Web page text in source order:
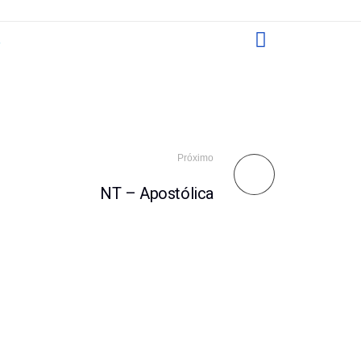
Próximo
NT – Apostólica